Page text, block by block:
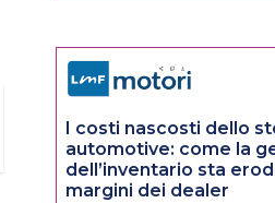
I costi nascosti dello
automotive: come la
dell’inventario sta
margini dei dealer